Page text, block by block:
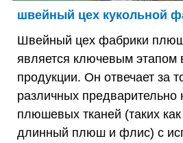
швейный цех кукольной
Швейный цех фабрики
является ключевым этапом
продукции. Он отвечает за
различных предварительно
плюшевых тканей (таких
длинный плюш и флис) с